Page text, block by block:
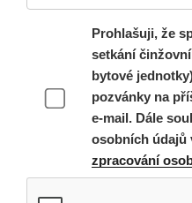
Prohlašuji, že
setkání
bytové
pozvánky na
e-mail. Dále
osobních
zpracování